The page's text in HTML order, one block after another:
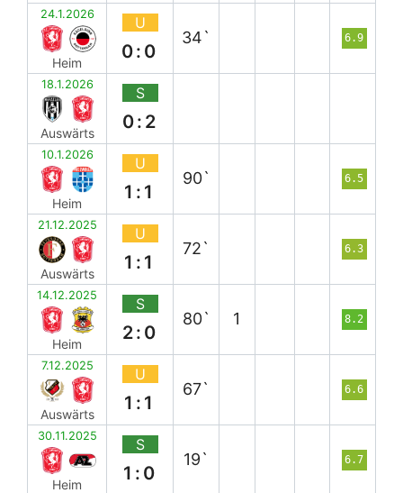
24.1.2026
Heim
U
0:0
34` 6.9
18.1.2026
Auswärts
S
0:2
10.1.2026
Heim
U
1:1
90` 6.5
21.12.2025
Auswärts
U
1:1
72` 6.3
14.12.2025
Heim
S
2:0
80` 1 8.2
7.12.2025
Auswärts
U
1:1
67` 6.6
30.11.2025
Heim
S
1:0
19` 6.7